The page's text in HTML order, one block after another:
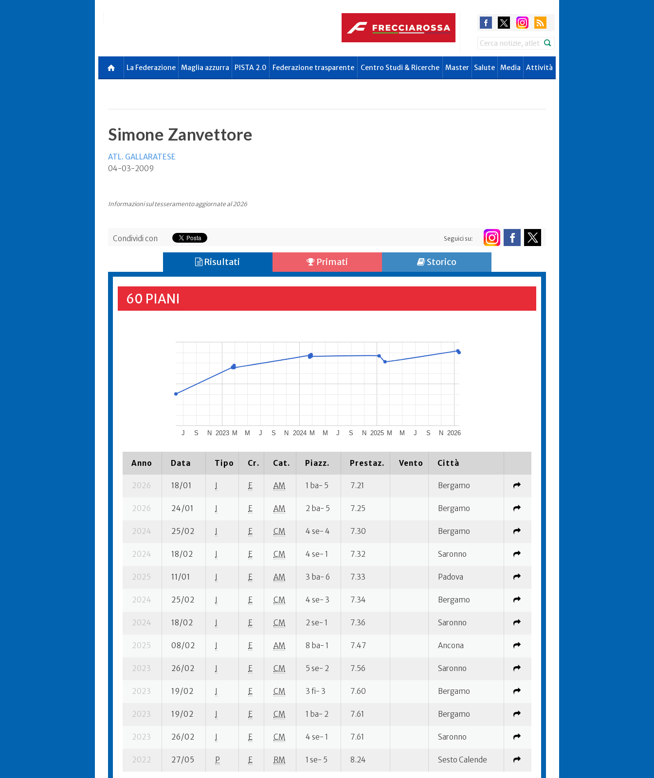
Search
La Federazione Maglia azzurra PISTA 2.0 Federazione trasparente Centro Studi & Ricerche Master Salute Media Attività
Simone Zanvettore
ATL. GALLARATESE
04-03-2009
Informazioni sul tesseramento aggiornate al 2026
Condividi con Seguici su:
Risultati Primati Storico
60 PIANI
2023 2024 2025 2026
J S N M M J S N M M J S N M M J S N
Anno Data Tipo Cr. Cat. Piazz. Prestaz. Vento Città
2026 18/01 I E AM 1 ba- 5 7.21 Bergamo
2026 24/01 I E AM 2 ba- 5 7.25 Bergamo
2024 25/02 I E CM 4 se- 4 7.30 Bergamo
2024 18/02 I E CM 4 se- 1 7.32 Saronno
2025 11/01 I E AM 3 ba- 6 7.33 Padova
2024 25/02 I E CM 4 se- 3 7.34 Bergamo
2024 18/02 I E CM 2 se- 1 7.36 Saronno
2025 08/02 I E AM 8 ba- 1 7.47 Ancona
2023 26/02 I E CM 5 se- 2 7.56 Saronno
2023 19/02 I E CM 3 fi- 3 7.60 Bergamo
2023 19/02 I E CM 1 ba- 2 7.61 Bergamo
2023 26/02 I E CM 4 se- 1 7.61 Saronno
2022 27/05 P E RM 1 se- 5 8.24 Sesto Calende